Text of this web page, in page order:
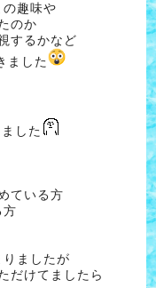
趣味や
のか
するかなど
ました
した
ている方
方
ましたが
だけてましたら